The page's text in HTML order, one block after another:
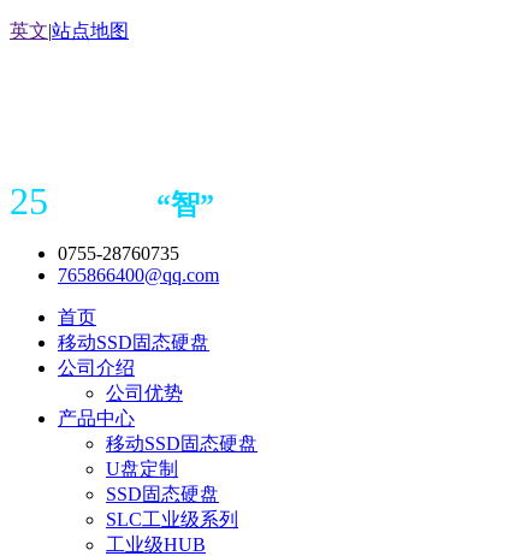
英文|站点地图
25 “智”
0755-28760735
765866400@qq.com
首页
移动SSD固态硬盘
公司介绍
公司优势
产品中心
移动SSD固态硬盘
U盘定制
SSD固态硬盘
SLC工业级系列
工业级HUB